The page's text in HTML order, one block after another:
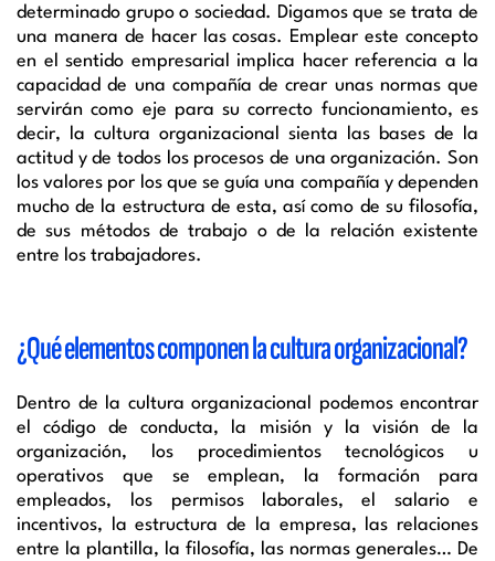
determinado grupo o sociedad. Digamos que se trata de
una manera de hacer las cosas. Emplear este concepto
en el sentido empresarial implica hacer referencia a la
capacidad de una compañía de crear unas normas que
servirán como eje para su correcto funcionamiento, es
decir, la cultura organizacional sienta las bases de la
actitud y de todos los procesos de una organización. Son
los valores por los que se guía una compañía y dependen
mucho de la estructura de esta, así como de su filosofía,
de sus métodos de trabajo o de la relación existente
entre los trabajadores.
¿Qué elementos componen la cultura organizacional?
Dentro de la cultura organizacional podemos encontrar
el código de conducta, la misión y la visión de la
organización, los procedimientos tecnológicos u
operativos que se emplean, la formación para
empleados, los permisos laborales, el salario e
incentivos, la estructura de la empresa, las relaciones
entre la plantilla, la filosofía, las normas generales… De